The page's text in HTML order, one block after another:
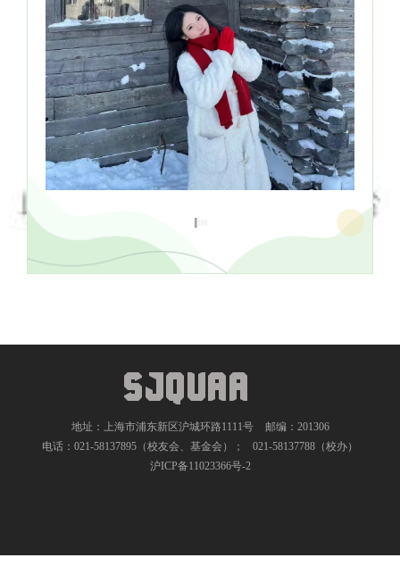
地址：上海市浦东新区沪城环路1111号
邮编：201306
电话：021-58137895（校友会、基金会）；
021-58137788（校办）
沪ICP备11023366号-2